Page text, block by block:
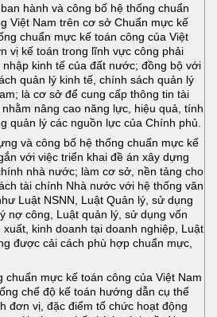
hành và công bố hệ thống chuẩn
Việt Nam trên cơ sở Chuẩn mực kế
chuẩn mực kế toán công của Việt
vị kế toán trong lĩnh vực công phải
kinh tế của đất nước; đồng bộ với
quản lý kinh tế, chính sách quản lý
là cơ sở để cung cấp thông tin tài
nâng cao năng lực, hiệu quả, tính
quản lý các nguồn lực của Chính phủ.
và công bố hệ thống chuẩn mực kế
với việc triển khai đề án xây dựng
nhà nước; làm cơ sở, nền tảng cho
tài chính Nhà nước với hệ thống văn
Luật NSNN, Luật Quản lý, sử dụng
nợ công, Luật quản lý, sử dụng vốn
kinh doanh tại doanh nghiệp, Luật
được cải cách phù hợp chuẩn mực,
chuẩn mực kế toán công của Việt Nam
chế độ kế toán hướng dẫn cụ thể
đơn vị, đặc điểm tổ chức hoạt động